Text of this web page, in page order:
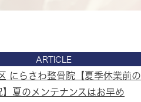
ARTICLE
にらさわ整骨院【夏季休業前の
】夏のメンテナンスはお早め